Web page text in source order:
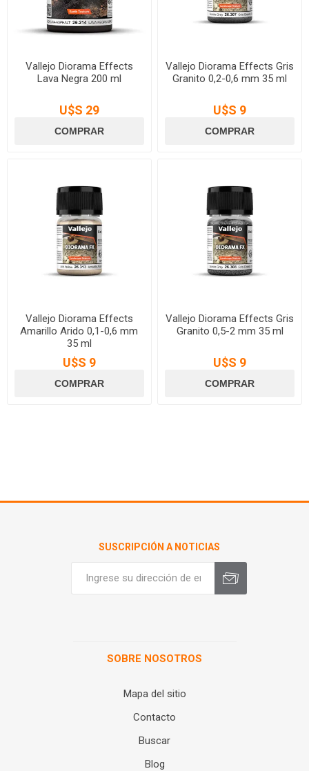
Vallejo Diorama Effects
Lava Negra 200 ml
U$S 29
Vallejo Diorama Effects Gris
Granito 0,2-0,6 mm 35 ml
U$S 9
Vallejo Diorama Effects
Amarillo Arido 0,1-0,6 mm
35 ml
U$S 9
Vallejo Diorama Effects Gris
Granito 0,5-2 mm 35 ml
U$S 9
SUSCRIPCIÓN A NOTICIAS
SOBRE NOSOTROS
Mapa del sitio
Contacto
Buscar
Blog